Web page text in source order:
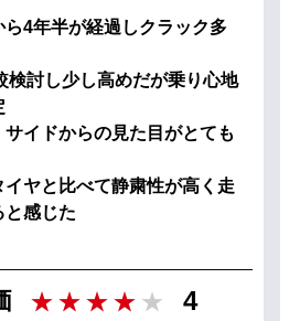
4年半が経過しクラック多
検討し少し高めだが乗り心地
イドからの見た目がとても
ヤと比べて静粛性が高く走
と感じた
4